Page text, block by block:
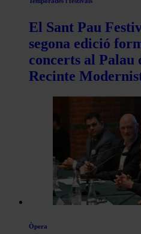
El Sant Pau
segona edició
concerts al Palau
Recinte
Òpera